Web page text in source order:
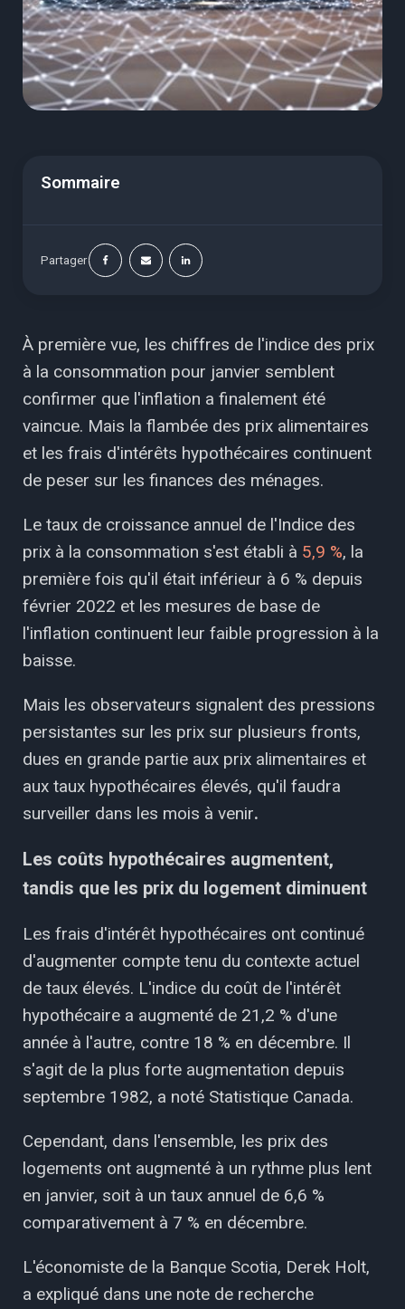
Sommaire
Partager
À première vue, les chiffres de l'indice des prix
à la consommation pour janvier semblent
confirmer que l'inflation a finalement été
vaincue. Mais la flambée des prix alimentaires
et les frais d'intérêts hypothécaires continuent
de peser sur les finances des ménages.
Le taux de croissance annuel de l'Indice des
prix à la consommation s'est établi à 5,9 %, la
première fois qu'il était inférieur à 6 % depuis
février 2022 et les mesures de base de
l'inflation continuent leur faible progression à la
baisse.
Mais les observateurs signalent des pressions
persistantes sur les prix sur plusieurs fronts,
dues en grande partie aux prix alimentaires et
aux taux hypothécaires élevés, qu'il faudra
surveiller dans les mois à venir.
Les coûts hypothécaires augmentent,
tandis que les prix du logement diminuent
Les frais d'intérêt hypothécaires ont continué
d'augmenter compte tenu du contexte actuel
de taux élevés. L'indice du coût de l'intérêt
hypothécaire a augmenté de 21,2 % d'une
année à l'autre, contre 18 % en décembre. Il
s'agit de la plus forte augmentation depuis
septembre 1982, a noté Statistique Canada.
Cependant, dans l'ensemble, les prix des
logements ont augmenté à un rythme plus lent
en janvier, soit à un taux annuel de 6,6 %
comparativement à 7 % en décembre.
L'économiste de la Banque Scotia, Derek Holt,
a expliqué dans une note de recherche